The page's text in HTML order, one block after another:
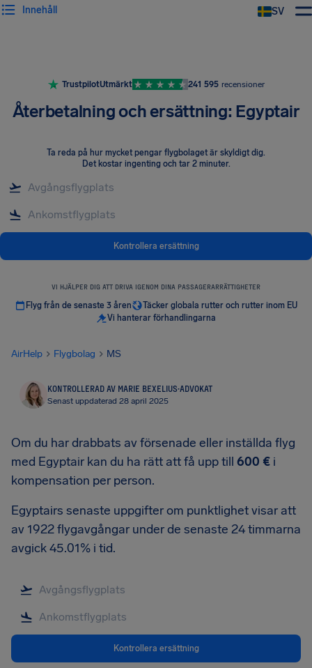
SV
Innehåll
TrustpilotUtmärkt 241 595 recensioner
Återbetalning och ersättning: Egyptair
Ta reda på hur mycket pengar flygbolaget är skyldigt dig.
Det kostar ingenting och tar 2 minuter.
Kontrollera ersättning
VI HJÄLPER DIG ATT DRIVA IGENOM DINA PASSAGERARRÄTTIGHETER
Flyg från de senaste 3 åren
Täcker globala rutter och rutter inom EU
Vi hanterar förhandlingarna
AirHelp Flygbolag MS
KONTROLLERAD AV MARIE BEXELIUS·ADVOKAT
Senast uppdaterad 28 april 2025
Om du har drabbats av försenade eller inställda flyg
med Egyptair kan du ha rätt att få upp till 600 € i
kompensation per person.
Egyptairs senaste uppgifter om punktlighet visar att
av 1922 flygavgångar under de senaste 24 timmarna
avgick 45.01% i tid.
Kontrollera ersättning